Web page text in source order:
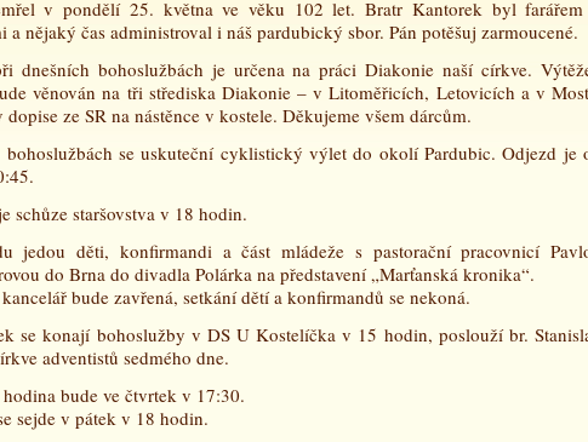
v pondělí 25. května ve věku 102 let. Bratr Kantorek byl
a nějaký čas administroval i náš pardubický sbor. Pán potěšuj zarmoucené.
dnešních bohoslužbách je určena na práci Diakonie naší církve.
věnován na tři střediska Diakonie – v Litoměřicích, Letovicích a v
ze SR na nástěnce v kostele. Děkujeme všem dárcům.
bohoslužbách se uskuteční cyklistický výlet do okolí Pardubic. Odjezd je
schůze staršovstva v 18 hodin.
jedou děti, konfirmandi a část mládeže s pastorační pracovnicí
do Brna do divadla Polárka na představení „Marťanská kronika“.
bude zavřená, setkání dětí a konfirmandů se nekoná.
se konají bohoslužby v DS U Kostelíčka v 15 hodin, poslouží br.
adventistů sedmého dne.
bude ve čtvrtek v 17:30.
sejde v pátek v 18 hodin.